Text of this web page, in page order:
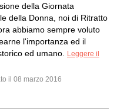
della Giornata
della Donna, noi di Ritratto
abbiamo sempre voluto
l'importanza ed il
ed umano.
Leggere il
il 08 marzo 2016